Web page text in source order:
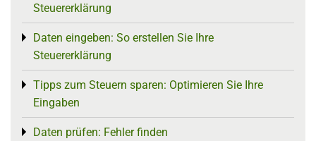
Steuererklärung
Daten eingeben: So erstellen Sie Ihre
Steuererklärung
Toggle menu
Tipps zum Steuern sparen: Optimieren Sie Ihre
Eingaben
Toggle menu
Daten prüfen: Fehler finden
Toggle menu